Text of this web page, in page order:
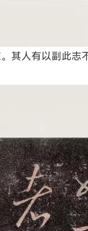
其人有以副此